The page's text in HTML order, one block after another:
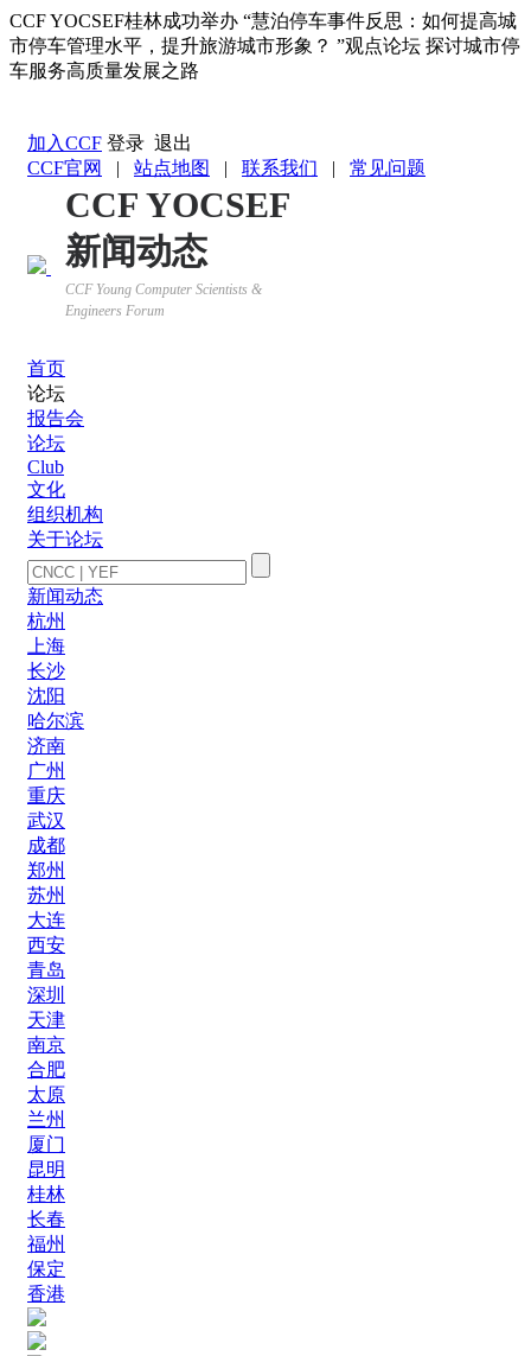
CCF YOCSEF桂林成功举办 “慧泊停车事件反思：如何提高城
市停车管理水平，提升旅游城市形象？ ”观点论坛 探讨城市停
车服务高质量发展之路
加入CCF 登录 退出
CCF官网
| 站点地图 | 联系我们 | 常见问题
CCF YOCSEF
新闻动态
CCF Young Computer Scientists &
Engineers Forum
首页
论坛
报告会
论坛
Club
文化
组织机构
关于论坛
新闻动态
杭州
上海
长沙
沈阳
哈尔滨
济南
广州
重庆
武汉
成都
郑州
苏州
大连
西安
青岛
深圳
天津
南京
合肥
太原
兰州
厦门
昆明
桂林
长春
福州
保定
香港